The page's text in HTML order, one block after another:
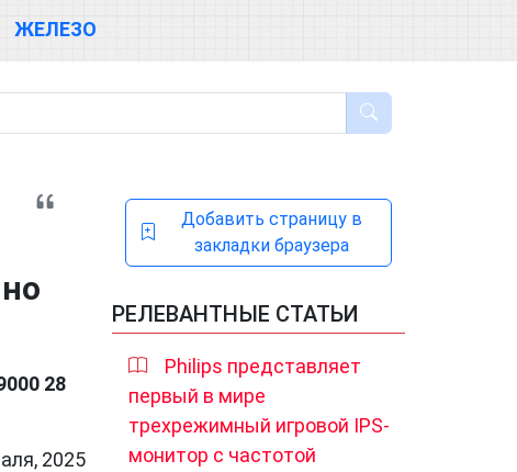
ЖЕЛЕЗО
28
2025
Добавить страницу в
закладки браузера
РЕЛЕВАНТНЫЕ СТАТЬИ
Philips представляет
первый в мире
трехрежимный игровой IPS-
монитор с частотой